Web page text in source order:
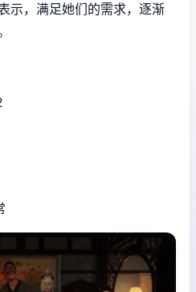
示，满足她们的需求，逐渐